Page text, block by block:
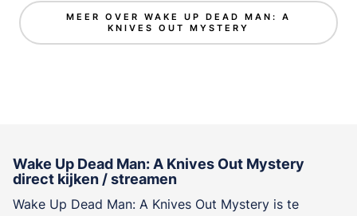
MEER OVER WAKE UP DEAD MAN: A
KNIVES OUT MYSTERY
Wake Up Dead Man: A Knives Out Mystery
direct kijken / streamen
Wake Up Dead Man: A Knives Out Mystery is te